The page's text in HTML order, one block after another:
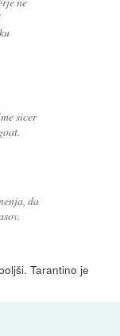
sicer
da
Tarantino je